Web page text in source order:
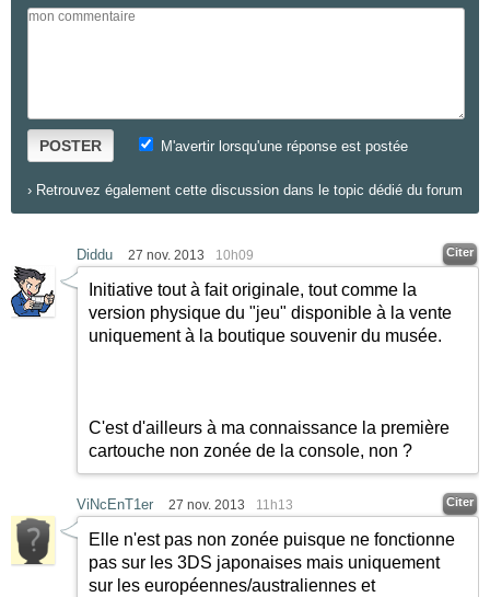
POSTER M'avertir lorsqu'une réponse est postée
› Retrouvez également cette discussion dans le topic dédié du forum
Diddu 27 nov. 2013 10h09 Citer
Initiative tout à fait originale, tout comme la
version physique du "jeu" disponible à la vente
uniquement à la boutique souvenir du musée.
C'est d'ailleurs à ma connaissance la première
cartouche non zonée de la console, non ?
ViNcEnT1er 27 nov. 2013 11h13 Citer
Elle n'est pas non zonée puisque ne fonctionne
pas sur les 3DS japonaises mais uniquement
sur les européennes/australiennes et